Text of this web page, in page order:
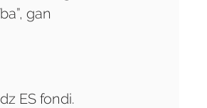
gan
ES fondi.